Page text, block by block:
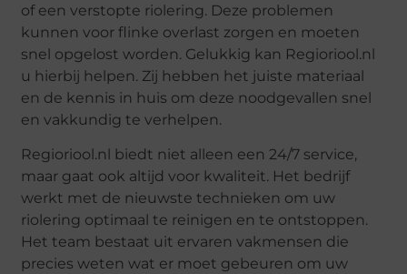
of een verstopte riolering. Deze problemen
kunnen voor flinke overlast zorgen en moeten
snel opgelost worden. Gelukkig kan Regioriool.nl
u hierbij helpen. Zij hebben het juiste materiaal
en de kennis in huis om deze noodgevallen snel
en vakkundig te verhelpen.
Regioriool.nl biedt niet alleen een 24/7 service,
maar gaat ook altijd voor kwaliteit. Het bedrijf
werkt met de nieuwste technieken om uw
riolering optimaal te reinigen en te ontstoppen.
Het team bestaat uit ervaren vakmensen die
precies weten wat er moet gebeuren om uw